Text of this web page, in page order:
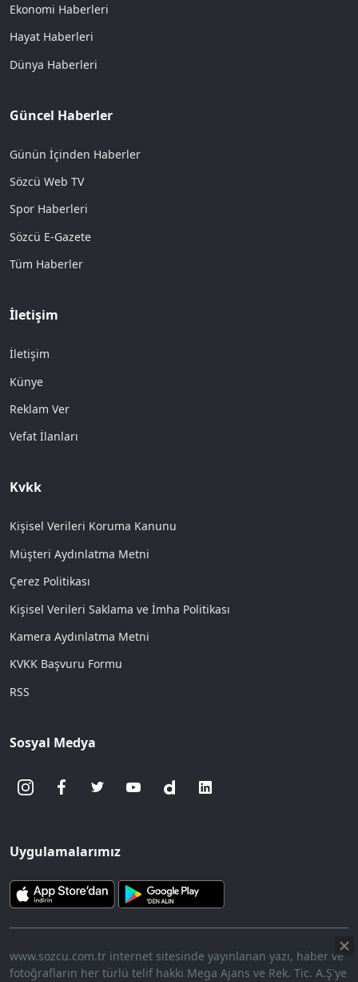
Ekonomi Haberleri
Hayat Haberleri
Dünya Haberleri
Güncel Haberler
Günün İçinden Haberler
Sözcü Web TV
Spor Haberleri
Sözcü E-Gazete
Tüm Haberler
İletişim
İletişim
Künye
Reklam Ver
Vefat İlanları
Kvkk
Kişisel Verileri Koruma Kanunu
Müşteri Aydınlatma Metni
Çerez Politikası
Kişisel Verileri Saklama ve İmha Politikası
Kamera Aydınlatma Metni
KVKK Başvuru Formu
RSS
Sosyal Medya
Uygulamalarımız
www.sozcu.com.tr internet sitesinde yayınlanan yazı, haber ve
fotoğrafların her türlü telif hakkı Mega Ajans ve Rek. Tic. A.Ş'ye